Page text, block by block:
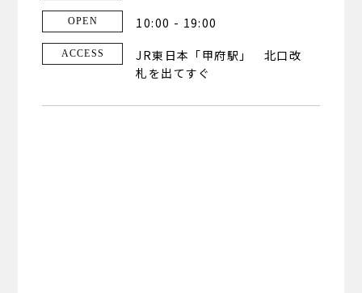
OPEN 10:00 - 19:00
ACCESS
JR東日本「甲府駅」 北口改
札を出てすぐ